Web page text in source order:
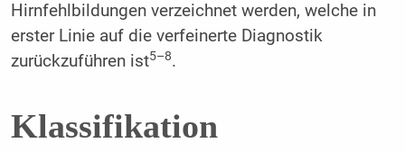
Hirnfehlbildungen verzeichnet werden, welche in
erster Linie auf die verfeinerte Diagnostik
zurückzuführen ist5–8.
Klassifikation